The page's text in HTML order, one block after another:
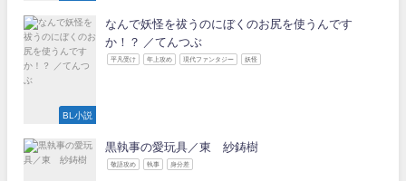
BL小説
なんで妖怪を祓うのにぼくのお尻を使うんです
か！？ ／てんつぶ
平凡受け 年上攻め 現代ファンタジー 妖怪
黒執事の愛玩具／東 紗鋳樹
敬語攻め 執事 身分差